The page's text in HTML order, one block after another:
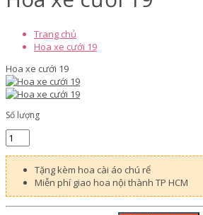
Trang chủ
Hoa xe cưới 19
Hoa xe cưới 19
Số lượng
Tặng kèm hoa cài áo chú rể
Miễn phí giao hoa nội thành TP HCM